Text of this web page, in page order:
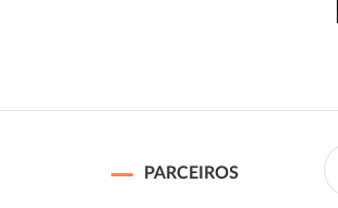
PARCEIROS